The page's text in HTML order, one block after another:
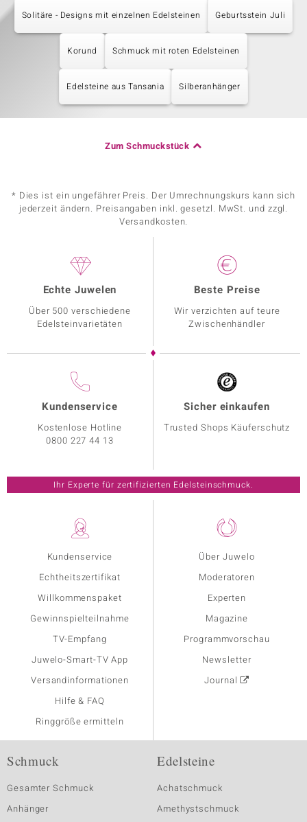
Solitäre - Designs mit einzelnen Edelsteinen Geburtsstein Juli
Korund Schmuck mit roten Edelsteinen
Edelsteine aus Tansania Silberanhänger
Zum Schmuckstück
* Dies ist ein ungefährer Preis. Der Umrechnungskurs kann sich
jederzeit ändern. Preisangaben inkl. gesetzl. MwSt. und zzgl.
Versandkosten.
Kundenservice
Echtheitszertifikat
Willkommenspaket
Gewinnspielteilnahme
TV-Empfang
Juwelo-Smart-TV App
Versandinformationen
Hilfe & FAQ
Ringgröße ermitteln
Über Juwelo
Moderatoren
Experten
Magazine
Programmvorschau
Newsletter
Journal
Echte Juwelen
Über 500 verschiedene
Edelsteinvarietäten
Beste Preise
Wir verzichten auf teure
Zwischenhändler
Kundenservice
Kostenlose Hotline
0800 227 44 13
Sicher einkaufen
Trusted Shops Käuferschutz
Ihr Experte für zertifizierten Edelsteinschmuck.
Schmuck
Gesamter Schmuck
Anhänger
Edelsteine
Achatschmuck
Amethystschmuck